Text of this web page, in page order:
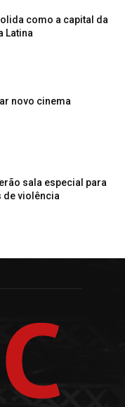
como a capital da
Latina
novo cinema
sala especial para
de violência